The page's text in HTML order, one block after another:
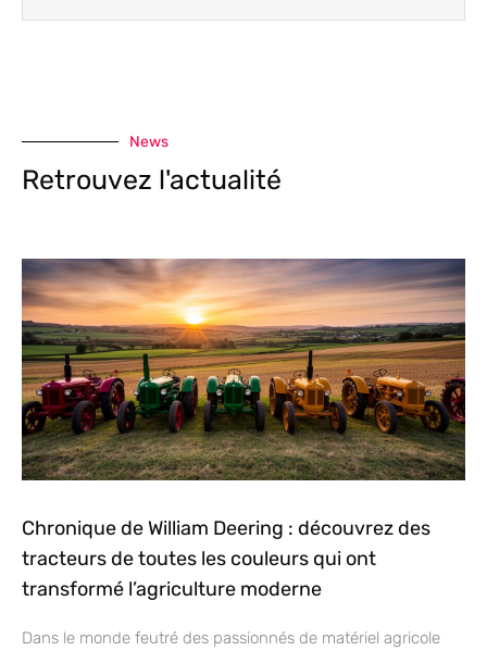
News
Retrouvez l'actualité
Chronique de William Deering : découvrez des
tracteurs de toutes les couleurs qui ont
transformé l’agriculture moderne
Dans le monde feutré des passionnés de matériel agricole